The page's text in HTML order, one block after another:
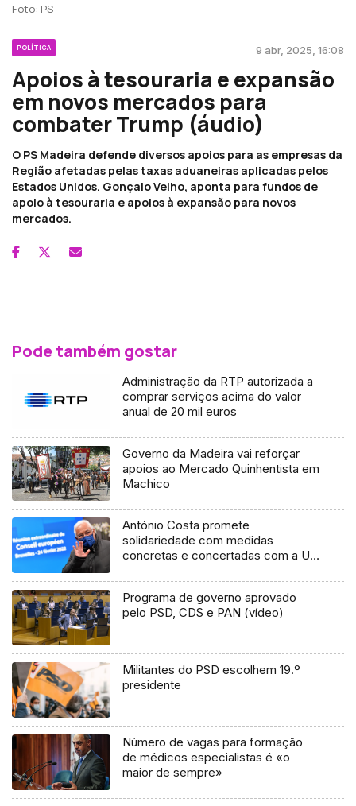
Foto: PS
POLÍTICA 9 abr, 2025, 16:08
Apoios à tesouraria e expansão
em novos mercados para
combater Trump (áudio)
O PS Madeira defende diversos apoios para as empresas da
Região afetadas pelas taxas aduaneiras aplicadas pelos
Estados Unidos. Gonçalo Velho, aponta para fundos de
apoio à tesouraria e apoios à expansão para novos
mercados.
Pode também gostar
Administração da RTP autorizada a
comprar serviços acima do valor
anual de 20 mil euros
Governo da Madeira vai reforçar
apoios ao Mercado Quinhentista em
Machico
António Costa promete
solidariedade com medidas
concretas e concertadas com a UE
Programa de governo aprovado
pelo PSD, CDS e PAN (vídeo)
Militantes do PSD escolhem 19.º
presidente
Número de vagas para formação
de médicos especialistas é «o
maior de sempre»